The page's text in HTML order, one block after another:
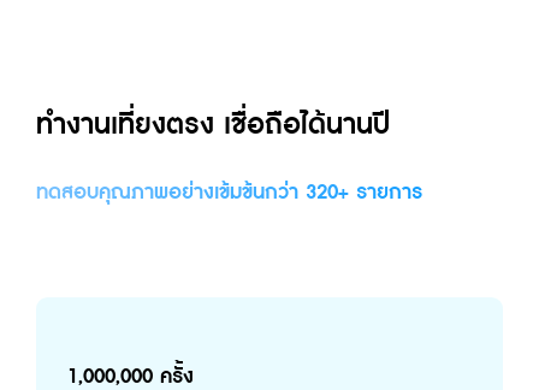
ทำงานเที่ยงตรง เชื่อถือได้นานปี
ทดสอบคุณภาพอย่างเข้มข้นกว่า 320+ รายการ
1,000,000 ครั้ง